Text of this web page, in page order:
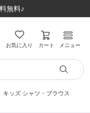
無料♪
で！！
無料♪
で！！
お気に入り カート メニュー
キッズ シャツ・ブラウス